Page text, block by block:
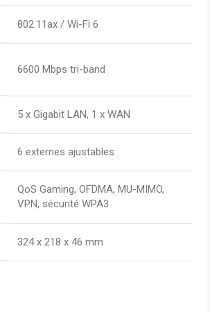
802.11ax / Wi-Fi 6
6600 Mbps tri-band
5 x Gigabit LAN, 1 x WAN
6 externes ajustables
QoS Gaming, OFDMA, MU-MIMO,
VPN, sécurité WPA3
324 x 218 x 46 mm